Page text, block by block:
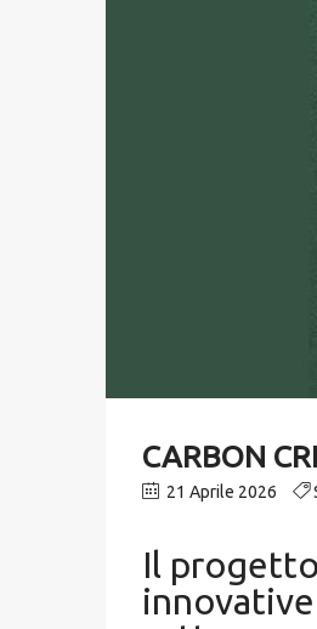
CARBON
21 Aprile 2026
Il